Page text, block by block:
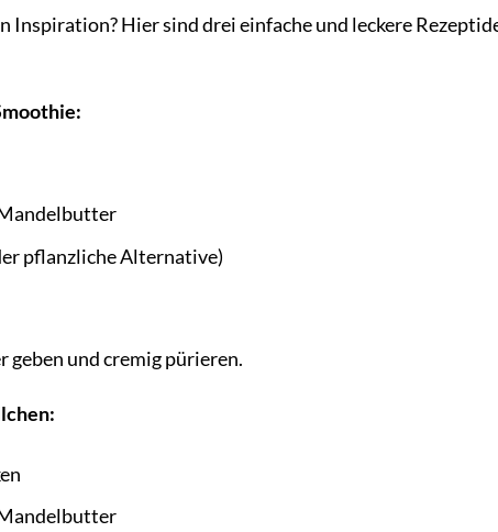
Inspiration? Hier sind drei einfache und leckere
pflanzliche Alternative)
und cremig pürieren.